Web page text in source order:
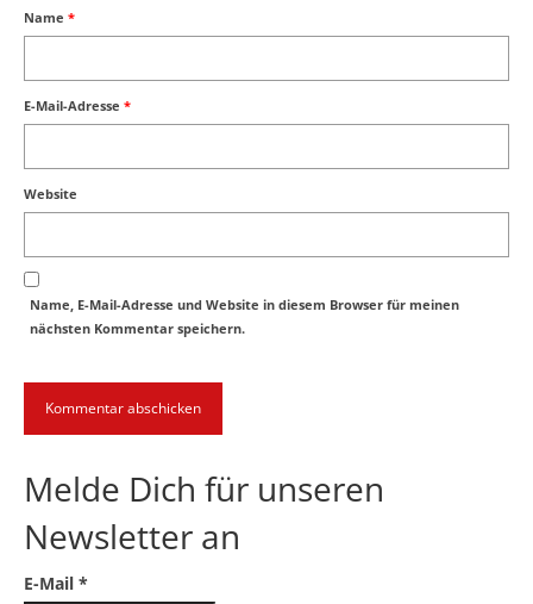
Name *
E-Mail-Adresse *
Website
Name, E-Mail-Adresse und Website in diesem Browser für meinen
nächsten Kommentar speichern.
Melde Dich für unseren
Newsletter an
E-Mail *